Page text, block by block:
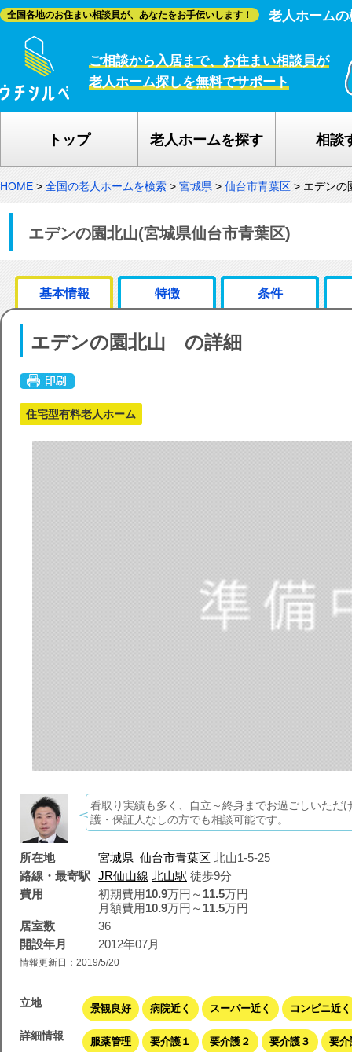
全国各地のお住まい相談員が、あなたをお手伝いします！ 老人ホーム
ご相談から入居まで、お住まい相談員が
老人ホーム探しを無料でサポート
トップ 老人ホームを探す 相談
HOME > 全国の老人ホームを検索 > 宮城県 > 仙台市青葉区 > エデンの
エデンの園北山(宮城県仙台市青葉区)
基本情報 特徴 条件
エデンの園北山 の詳細
住宅型有料老人ホーム
看取り実績も多く、自立～終身までお過ごしいただ
護・保証人なしの方でも相談可能です。
所在地 宮城県 仙台市青葉区 北山1-5-25
路線・最寄駅
JR仙山線 北山駅 徒歩9分
費用
初期費用10.9万円～ 11.5万円
月額費用10.9万円～ 11.5万円
居室数
36
開設年月
2012年07月
情報更新日：2019/5/20
立地 景観良好 病院近く スーパー近く コンビニ近く
詳細情報 服薬管理 要介護１ 要介護２ 要介護３ 要介